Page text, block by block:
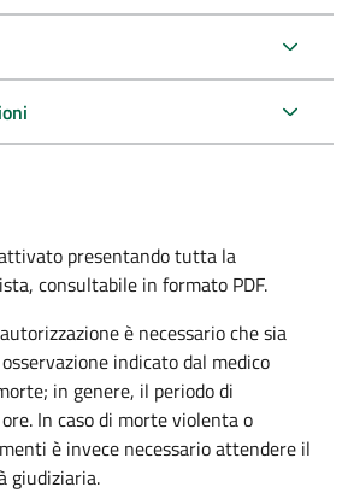
presentando tutta la
consultabile in formato PDF.
è necessario che sia
indicato dal medico
in genere, il periodo di
In caso di morte violenta o
è invece necessario attendere il
giudiziaria.